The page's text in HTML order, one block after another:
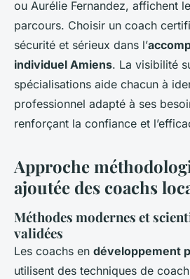
ou Aurélie Fernandez, affichent
parcours. Choisir un coach
sécurité et sérieux dans l’
individuel Amiens. La visibilité
spécialisations aide chacun à
professionnel adapté à ses
renforçant la confiance et
Approche
ajoutée des coachs
Méthodes modernes et
validées
Les coachs en développement
utilisent des techniques de